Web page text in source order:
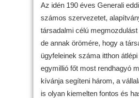
Az idén 190 éves Generali
számos szervezetet,
társadalmi célú megmozdulást
de annak örömére, hogy a
ügyfeleinek száma itthon átlépi
egymillió főt most rendhagyó
kívánja segíteni három, a
is olyan kiemelten fontos és